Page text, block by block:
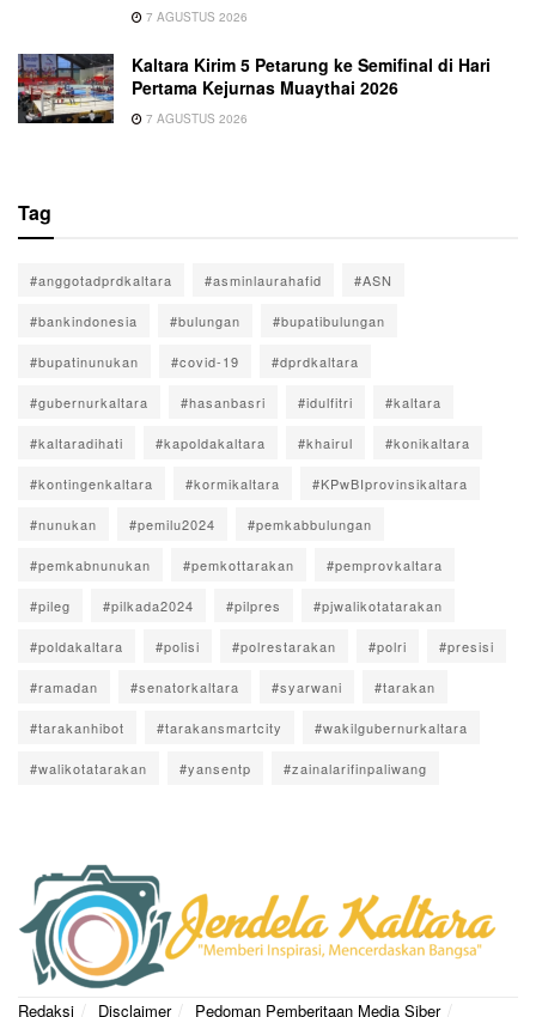
7 AGUSTUS 2026
Kaltara Kirim 5 Petarung ke Semifinal di Hari
Pertama Kejurnas Muaythai 2026
7 AGUSTUS 2026
Tag
#anggotadprdkaltara #asminlaurahafid #ASN
#bankindonesia #bulungan #bupatibulungan
#bupatinunukan #covid-19 #dprdkaltara
#gubernurkaltara #hasanbasri #idulfitri #kaltara
#kaltaradihati #kapoldakaltara #khairul #konikaltara
#kontingenkaltara #kormikaltara #KPwBIprovinsikaltara
#nunukan #pemilu2024 #pemkabbulungan
#pemkabnunukan #pemkottarakan #pemprovkaltara
#pileg #pilkada2024 #pilpres #pjwalikotatarakan
#poldakaltara #polisi #polrestarakan #polri #presisi
#ramadan #senatorkaltara #syarwani #tarakan
#tarakanhibot #tarakansmartcity #wakilgubernurkaltara
#walikotatarakan #yansentp #zainalarifinpaliwang
Redaksi Disclaimer Pedoman Pemberitaan Media Siber